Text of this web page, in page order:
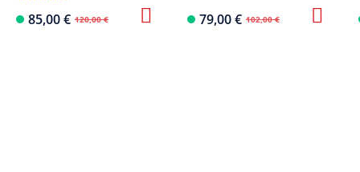
85,00 € 120,00 € 79,00 € 102,00 €